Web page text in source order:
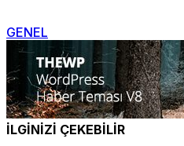
GENEL
İLGİNİZİ ÇEKEBİLİR